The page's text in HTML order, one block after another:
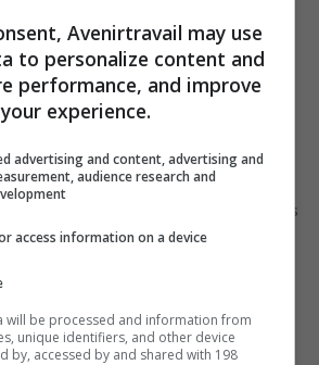
l’entreprise, créant un chemin clair
de sa carrière.
service client
également un rôle de plus en plus
client. Des outils comme les
les plateformes numériques aident les
un service plus rapide et personnalisé.
qui permettent de consulter les
promotions facilitent le travail des
sur ces innovations est essentiel,
technologie et service améliore
Avenirtravail may use
to personalize content and
performance, and improve
your experience.
advertising and content, advertising and
audience research and
access information on a device
will be processed and information from
unique identifiers, and other device
by, accessed by and shared with 198